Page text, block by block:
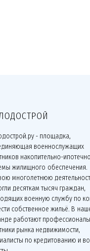
- площадка,
военнослужащих
накопительно-
жилищного обеспечения.
многолетнюю
десяткам тысяч граждан,
военную службу по
собственное жильё. В
работают
рынка недвижимости,
по кредитованию и